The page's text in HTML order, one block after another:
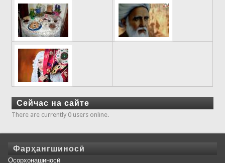
Сейчас на сайте
There are currently 0 users online.
Фарҳангшиносӣ
Осорхонашиносӣ